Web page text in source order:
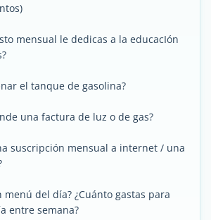
mensual le dedicas a la educacIón
el tanque de gasolina?
una factura de luz o de gas?
suscripción mensual a internet / una
menú del día? ¿Cuánto gastas para
entre semana?